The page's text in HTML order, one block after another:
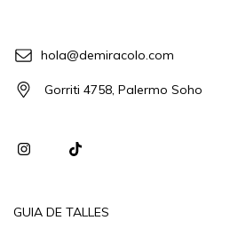
hola@demiracolo.com
Gorriti 4758, Palermo Soho
GUIA DE TALLES